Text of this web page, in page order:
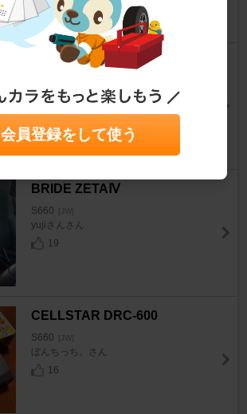
タイヤ交換
kuma0073さん
15
BRIDE ZETAⅣ
S660 [JW]
yujiさんさん
19
CELLSTAR DRC-600
S660 [JW]
ぼんちっち。さん
16
会員登録をして使う